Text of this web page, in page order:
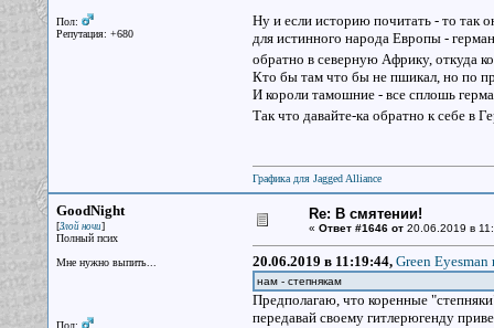
Пол:
Репутация: +680
Ну и если историю почитать - то так
для истинного народа Европы -
обратно в северную Африку, откуда
Кто бы там что бы не пшикал, но по
И короли тамошние - все сплошь
Так что давайте-ка обратно к себе в
Графика для Jagged Alliance
GoodNight
[Злой ночи]
Полный псих
Мне нужно выпить...
Пол:
Re: В смятении!
« Ответ #1646 от20.06.2019 в
20.06.2019 в 11:19:44, Green Eyesman
нам - степнякам
Предполагаю, что коренные
передавай своему гитлерюгенду